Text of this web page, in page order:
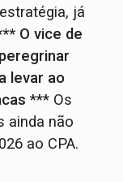
já
O vice de
levar ao
*** Os
ainda não
ao CPA.